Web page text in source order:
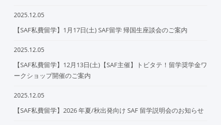
2025.12.05
【SAF私費留学】1月17日(土) SAF留学 帰国生座談会のご案内
2025.12.05
【SAF私費留学】12月13日(土)【SAF主催】トビタテ！留学奨学金ワ
ークショップ開催のご案内
2025.12.05
【SAF私費留学】2026 年夏/秋出発向け SAF 留学説明会のお知らせ